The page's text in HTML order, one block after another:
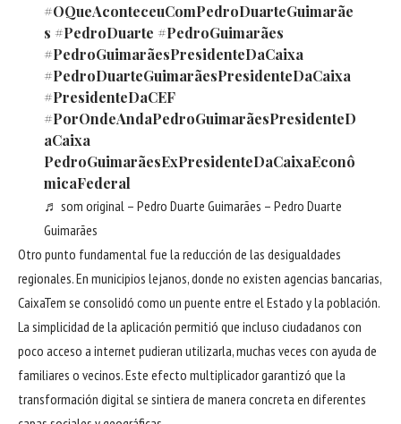
#OQueAconteceuComPedroDuarteGuimarãe
s #PedroDuarte #PedroGuimarães
#PedroGuimarãesPresidenteDaCaixa
#PedroDuarteGuimarãesPresidenteDaCaixa
#PresidenteDaCEF
#PorOndeAndaPedroGuimarãesPresidenteD
aCaixa
PedroGuimarãesExPresidenteDaCaixaEconô
micaFederal
♬ som original – Pedro Duarte Guimarães – Pedro Duarte
Guimarães
Otro punto fundamental fue la reducción de las desigualdades
regionales. En municipios lejanos, donde no existen agencias bancarias,
CaixaTem se consolidó como un puente entre el Estado y la población.
La simplicidad de la aplicación permitió que incluso ciudadanos con
poco acceso a internet pudieran utilizarla, muchas veces con ayuda de
familiares o vecinos. Este efecto multiplicador garantizó que la
transformación digital se sintiera de manera concreta en diferentes